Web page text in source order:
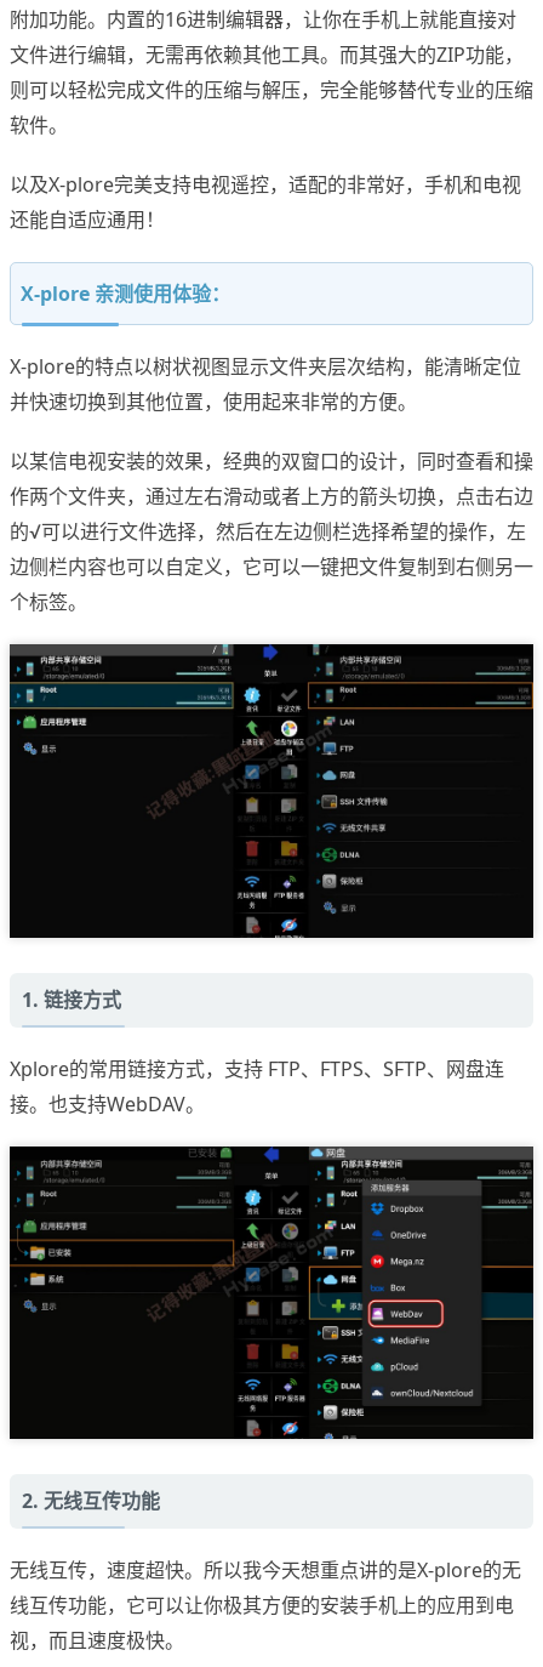
附加功能。内置的16进制编辑器，让你在手机上就能直接对
文件进行编辑，无需再依赖其他工具。而其强大的ZIP功能，
则可以轻松完成文件的压缩与解压，完全能够替代专业的压缩
软件。
以及X-plore完美支持电视遥控，适配的非常好，手机和电视
还能自适应通用！
X-plore 亲测使用体验：
X-plore的特点以树状视图显示文件夹层次结构，能清晰定位
并快速切换到其他位置，使用起来非常的方便。
以某信电视安装的效果，经典的双窗口的设计，同时查看和操
作两个文件夹，通过左右滑动或者上方的箭头切换，点击右边
的√可以进行文件选择，然后在左边侧栏选择希望的操作，左
边侧栏内容也可以自定义，它可以一键把文件复制到右侧另一
个标签。
1. 链接方式
Xplore的常用链接方式，支持 FTP、FTPS、SFTP、网盘连
接。也支持WebDAV。
2. 无线互传功能
无线互传，速度超快。所以我今天想重点讲的是X-plore的无
线互传功能，它可以让你极其方便的安装手机上的应用到电
视，而且速度极快。